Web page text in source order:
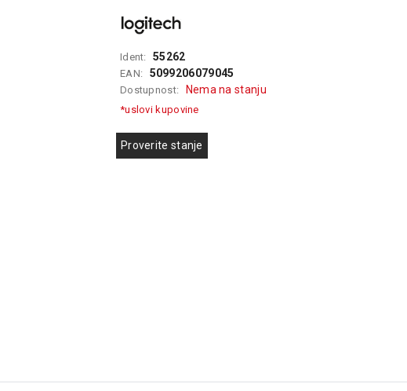
Ident: 55262
EAN: 5099206079045
Dostupnost: Nema na stanju
*uslovi kupovine
Proverite stanje